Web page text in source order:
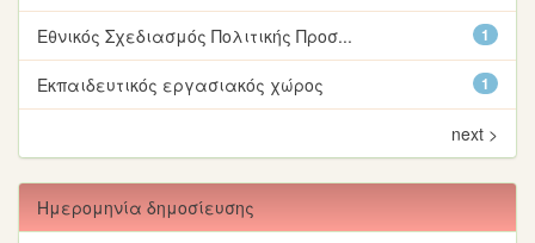
1
Εθνικός Σχεδιασμός Πολιτικής Προσ...
1
Εκπαιδευτικός εργασιακός χώρος
next >
Ημερομηνία δημοσίευσης